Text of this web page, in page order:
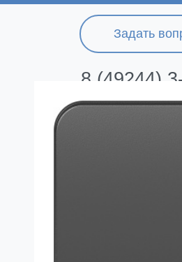
Задать
8 (49244)